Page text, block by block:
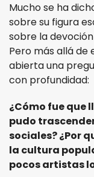
Mucho se ha
sobre su figura
sobre la
Pero más allá de
abierta una
con profundidad:
¿Cómo fue que
pudo
sociales? ¿Por
la cultura
pocos artistas